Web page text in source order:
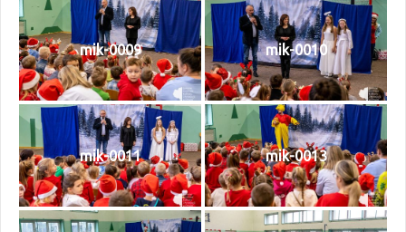
mik-0009 mik-0010
mik-0011 mik-0013